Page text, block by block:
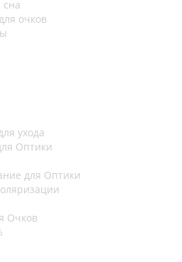
сна
очков
ухода
Оптики
для Оптики
Очков